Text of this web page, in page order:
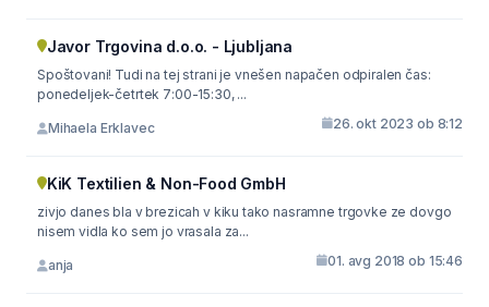
Javor Trgovina d.o.o. - Ljubljana
Spoštovani! Tudi na tej strani je vnešen napačen odpiralen čas:
ponedeljek-četrtek 7:00-15:30, ...
Mihaela Erklavec 26. okt 2023 ob 8:12
KiK Textilien & Non-Food GmbH
zivjo danes bla v brezicah v kiku tako nasramne trgovke ze dovgo
nisem vidla ko sem jo vrasala za...
anja 01. avg 2018 ob 15:46